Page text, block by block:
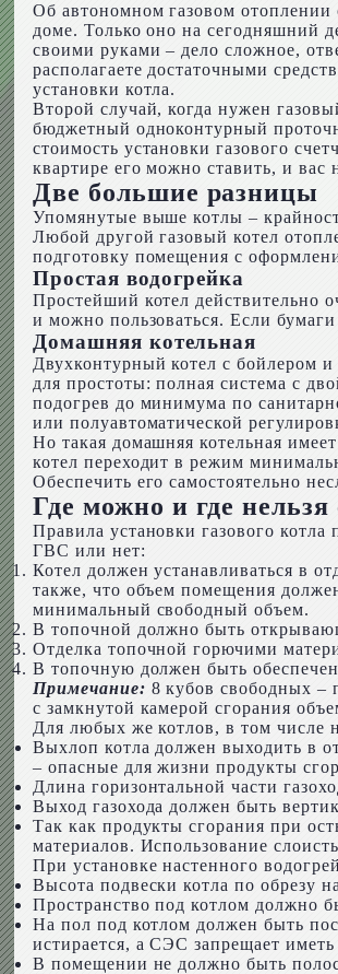
Об автономном газовом отоплении
доме. Только оно на сегодняшний
своими руками – дело сложное,
располагаете достаточными
установки котла.
Второй случай, когда нужен
бюджетный одноконтурный
стоимость установки газового
квартире его можно ставить, и
Две большие разницы
Упомянутые выше котлы –
Любой другой газовый котел
подготовку помещения с
Простая водогрейка
Простейший котел действительно
и можно пользоваться. Если
Домашняя котельная
Двухконтурный котел с бойлером
для простоты: полная система с
подогрев до минимума по
или полуавтоматической
Но такая домашняя котельная
котел переходит в режим
Обеспечить его самостоятельно
Где можно и где
Правила установки газового
ГВС или нет:
Котел должен устанавливаться в
также, что объем помещения
минимальный свободный объем.
В топочной должно быть
Отделка топочной горючими
В топочную должен быть
Примечание: 8 кубов свободных –
с замкнутой камерой сгорания
Для любых же котлов, в том числе
Выхлоп котла должен выходить в
– опасные для жизни продукты
Длина горизонтальной части
Выход газохода должен быть
Так как продукты сгорания при
материалов. Использование
При установке настенного
Высота подвески котла по обрезу
Пространство под котлом должно
На пол под котлом должен быть
истирается, а СЭС запрещает
В помещении не должно быть